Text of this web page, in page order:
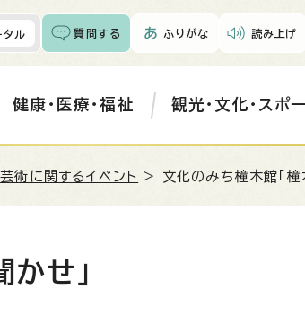
タル 質問する ふりがな 読み上げ
健康・医療・福祉 観光・文化・スポ
芸術に関するイベント > 文化のみち橦木館「橦
せ」